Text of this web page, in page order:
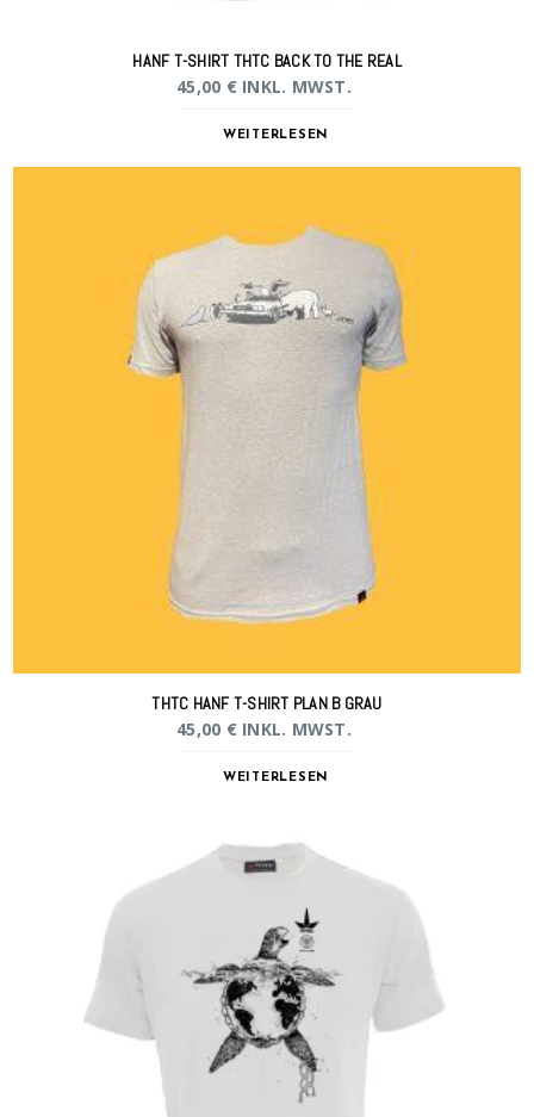
HANF T-SHIRT THTC BACK TO THE REAL
45,00 € INKL. MWST.
WEITERLESEN
THTC HANF T-SHIRT PLAN B GRAU
45,00 € INKL. MWST.
WEITERLESEN